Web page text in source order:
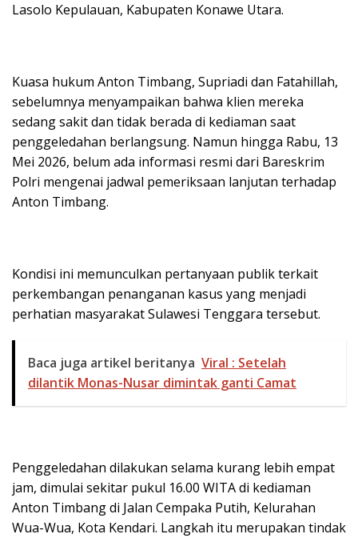
Lasolo Kepulauan, Kabupaten Konawe Utara.
Kuasa hukum Anton Timbang, Supriadi dan Fatahillah,
sebelumnya menyampaikan bahwa klien mereka
sedang sakit dan tidak berada di kediaman saat
penggeledahan berlangsung. Namun hingga Rabu, 13
Mei 2026, belum ada informasi resmi dari Bareskrim
Polri mengenai jadwal pemeriksaan lanjutan terhadap
Anton Timbang.
Kondisi ini memunculkan pertanyaan publik terkait
perkembangan penanganan kasus yang menjadi
perhatian masyarakat Sulawesi Tenggara tersebut.
Baca juga artikel beritanya Viral : Setelah
dilantik Monas-Nusar dimintak ganti Camat
Penggeledahan dilakukan selama kurang lebih empat
jam, dimulai sekitar pukul 16.00 WITA di kediaman
Anton Timbang di Jalan Cempaka Putih, Kelurahan
Wua-Wua, Kota Kendari. Langkah itu merupakan tindak